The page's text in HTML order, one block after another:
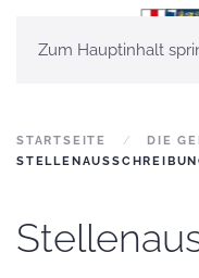
Zum Hauptinhalt
STARTSEITE DIE